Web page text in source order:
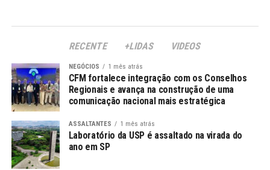
instituição”, detalhou o boletim médico.
Essa transparência na comunicação é crucial para
acalmar os fãs e admiradores do ex-atleta, que
aguardam notícias sobre sua saúde.
Confirmação nas Redes Sociais
No dia 31, Roberto Carlos usou suas redes sociais para
RECENTE +LIDAS VIDEOS
NEGÓCIOS 1 mês atrás
CFM fortalece integração com os Conselhos
Regionais e avança na construção de uma
comunicação nacional mais estratégica
ASSALTANTES 1 mês atrás
Laboratório da USP é assaltado na virada do
ano em SP